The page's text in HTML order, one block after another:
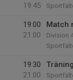
19:45
19:00
21:00
Match
Division
19:30
21:00